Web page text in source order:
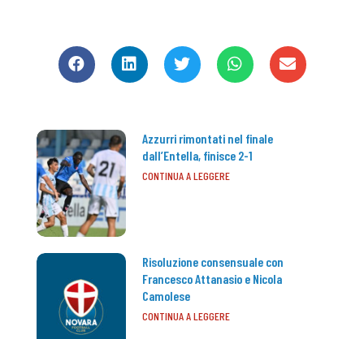
Azzurri rimontati nel finale
dall’Entella, finisce 2-1
CONTINUA A LEGGERE
Risoluzione consensuale con
Francesco Attanasio e Nicola
Camolese
CONTINUA A LEGGERE